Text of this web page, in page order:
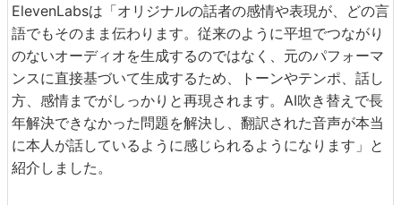
ElevenLabsは「オリジナルの話者の感情や表現が、どの言
語でもそのまま伝わります。従来のように平坦でつながり
のないオーディオを生成するのではなく、元のパフォーマ
ンスに直接基づいて生成するため、トーンやテンポ、話し
方、感情までがしっかりと再現されます。AI吹き替えで長
年解決できなかった問題を解決し、翻訳された音声が本当
に本人が話しているように感じられるようになります」と
紹介しました。